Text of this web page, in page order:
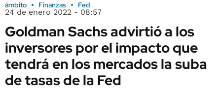
ámbito Finanzas Fed
24 de enero 2022 - 08:57
Goldman Sachs advirtió a los
inversores por el impacto que
tendrá en los mercados la suba
de tasas de la Fed